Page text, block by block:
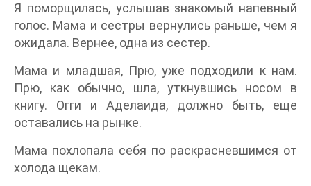
Я поморщилась, услышав знакомый напевный
голос. Мама и сестры вернулись раньше, чем я
ожидала. Вернее, одна из сестер.
Мама и младшая, Прю, уже подходили к нам.
Прю, как обычно, шла, уткнувшись носом в
книгу. Огги и Аделаида, должно быть, еще
оставались на рынке.
Мама похлопала себя по раскрасневшимся от
холода щекам.